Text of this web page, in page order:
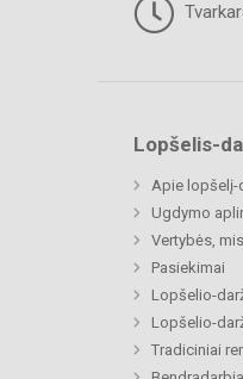
Lopšelis-
Apie lopšelį-
Ugdymo
Vertybės,
Pasiekimai
Lopšelio-
Lopšelio-
Tradiciniai